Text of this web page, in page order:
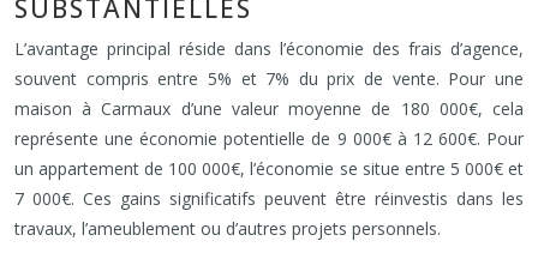
SUBSTANTIELLES
L’avantage principal réside dans l’économie des frais d’agence,
souvent compris entre 5% et 7% du prix de vente. Pour une
maison à Carmaux d’une valeur moyenne de 180 000€, cela
représente une économie potentielle de 9 000€ à 12 600€. Pour
un appartement de 100 000€, l’économie se situe entre 5 000€ et
7 000€. Ces gains significatifs peuvent être réinvestis dans les
travaux, l’ameublement ou d’autres projets personnels.